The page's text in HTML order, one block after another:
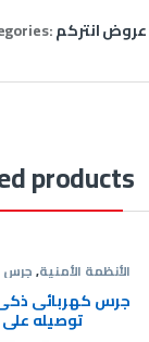
عروض انتركم
products
الأنظمة الأمنية,جرس
جرس كهربائى
توصيله